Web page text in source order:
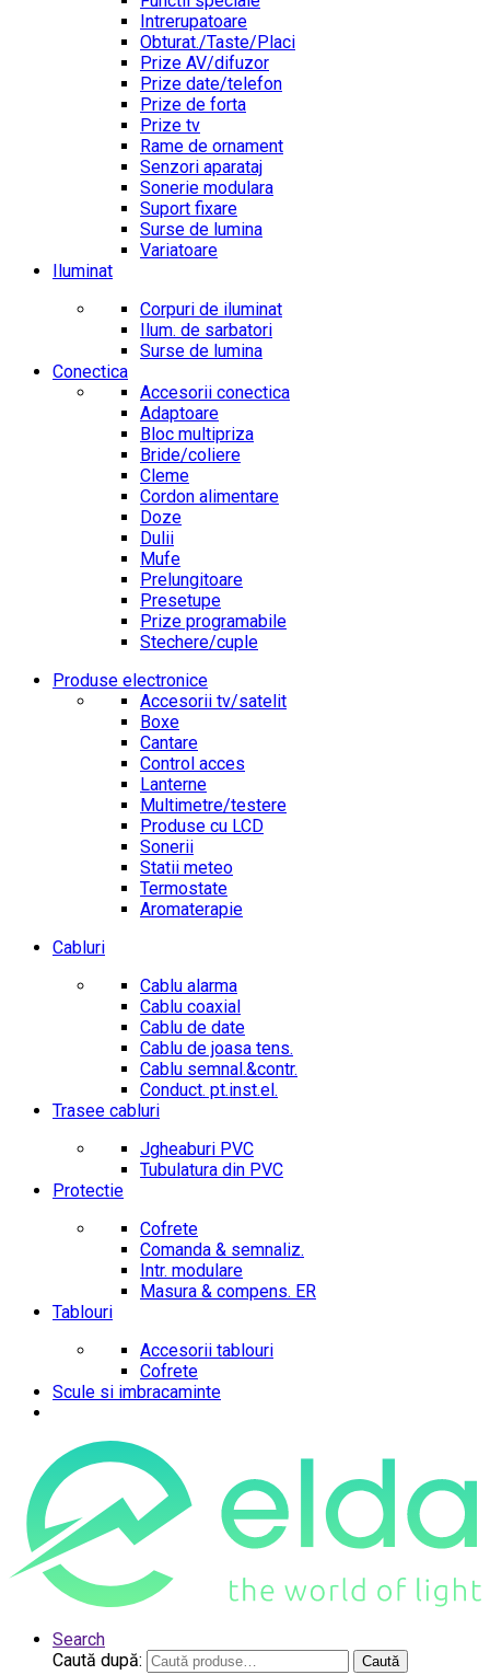
Intrerupatoare
Obturat./Taste/Placi
Prize AV/difuzor
Prize date/telefon
Prize de forta
Prize tv
Rame de ornament
Senzori aparataj
Sonerie modulara
Suport fixare
Surse de lumina
Variatoare
Iluminat
Corpuri de iluminat
Ilum. de sarbatori
Surse de lumina
Conectica
Accesorii conectica
Adaptoare
Bloc multipriza
Bride/coliere
Cleme
Cordon alimentare
Doze
Dulii
Mufe
Prelungitoare
Presetupe
Prize programabile
Stechere/cuple
Produse electronice
Accesorii tv/satelit
Boxe
Cantare
Control acces
Lanterne
Multimetre/testere
Produse cu LCD
Sonerii
Statii meteo
Termostate
Aromaterapie
Cabluri
Cablu alarma
Cablu coaxial
Cablu de date
Cablu de joasa tens.
Cablu semnal.&contr.
Conduct. pt.inst.el.
Trasee cabluri
Jgheaburi PVC
Tubulatura din PVC
Protectie
Cofrete
Comanda & semnaliz.
Intr. modulare
Masura & compens. ER
Tablouri
Accesorii tablouri
Cofrete
Scule si imbracaminte
Search
Caută după:
Caută